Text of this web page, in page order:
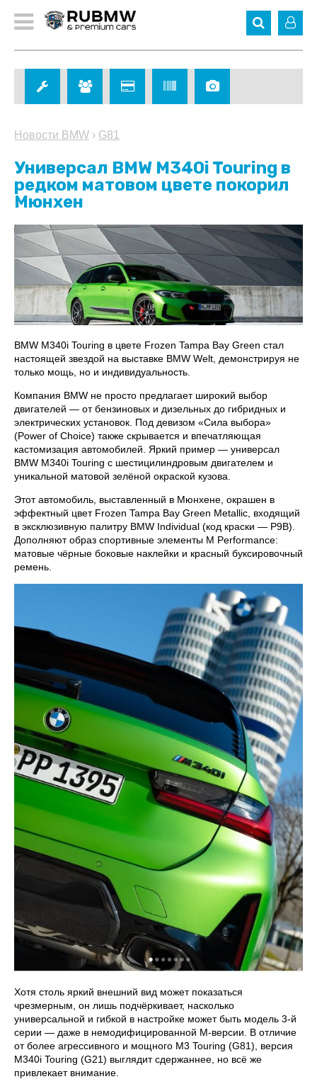
Новости BMW › G81
Универсал BMW M340i Touring в
редком матовом цвете покорил
Мюнхен
BMW M340i Touring в цвете Frozen Tampa Bay Green стал
настоящей звездой на выставке BMW Welt, демонстрируя не
только мощь, но и индивидуальность.
Компания BMW не просто предлагает широкий выбор
двигателей — от бензиновых и дизельных до гибридных и
электрических установок. Под девизом «Сила выбора»
(Power of Choice) также скрывается и впечатляющая
кастомизация автомобилей. Яркий пример — универсал
BMW M340i Touring с шестицилиндровым двигателем и
уникальной матовой зелёной окраской кузова.
Этот автомобиль, выставленный в Мюнхене, окрашен в
эффектный цвет Frozen Tampa Bay Green Metallic, входящий
в эксклюзивную палитру BMW Individual (код краски — P9B).
Дополняют образ спортивные элементы M Performance:
матовые чёрные боковые наклейки и красный буксировочный
ремень.
Хотя столь яркий внешний вид может показаться
чрезмерным, он лишь подчёркивает, насколько
универсальной и гибкой в настройке может быть модель 3-й
серии — даже в немодифицированной M-версии. В отличие
от более агрессивного и мощного M3 Touring (G81), версия
M340i Touring (G21) выглядит сдержаннее, но всё же
привлекает внимание.